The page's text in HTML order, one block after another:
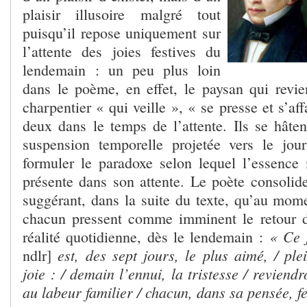
plaisir illusoire malgré tout
puisqu’il repose uniquement sur
l’attente des joies festives du
lendemain : un peu plus loin
dans le poème, en effet, le paysan qui
charpentier « qui veille », « se presse et
deux dans le temps de l’attente. Ils se
suspension temporelle projetée vers le
formuler le paradoxe selon lequel
présente dans son attente. Le poète
suggérant, dans la suite du texte, qu’au
chacun pressent comme imminent le retour
réalité quotidienne, dès le lendemain : «
ndlr]est, des sept jours, le plus aimé, /
joie : / demain l’ennui, la tristesse /
au labeur familier / chacun, dans sa pensée,